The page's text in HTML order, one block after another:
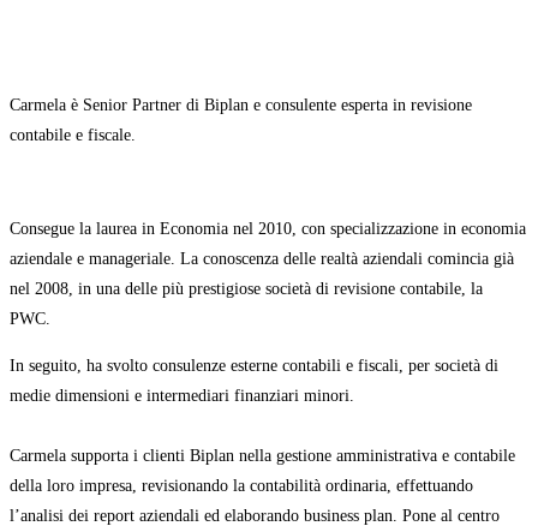
Carmela è Senior Partner di Biplan e consulente esperta in revisione
contabile e fiscale.
Consegue la laurea in Economia nel 2010, con specializzazione in economia
aziendale e manageriale. La conoscenza delle realtà aziendali comincia già
nel 2008 , in una delle più prestigiose società di revisione contabile, la
PWC.
In seguito, ha svolto consulenze esterne contabili e fiscali, per società di
medie dimensioni e intermediari finanziari minori.
Carmela supporta i clienti Biplan nella gestione amministrativa e contabile
della loro impresa, revisionando la contabilità ordinaria, effettuando
l’analisi dei report aziendali ed elaborando business plan. Pone al centro